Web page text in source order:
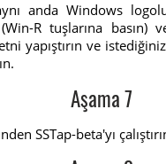
anda Windows
R tuşlarına basın)
yapıştırın ve
Aşama 7
SSTap-beta'yı